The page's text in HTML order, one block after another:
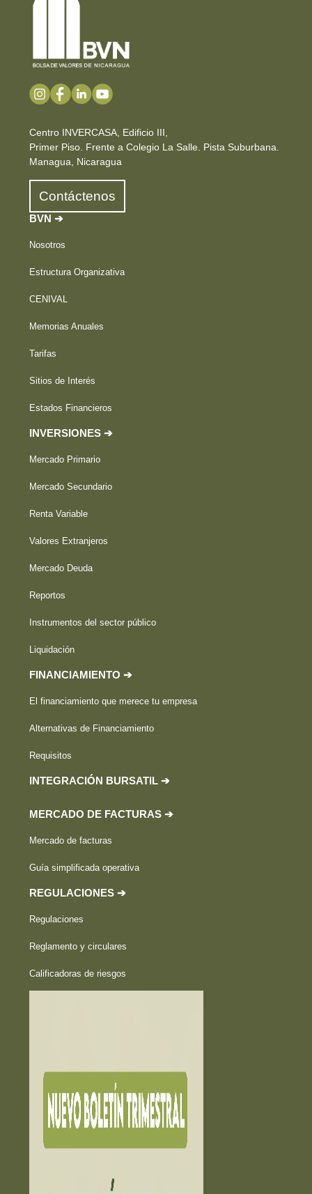
Centro INVERCASA, Edificio III,
Primer Piso. Frente a Colegio La Salle. Pista Suburbana.
Managua, Nicaragua
Contáctenos
BVN ➔
Nosotros
Estructura Organizativa
CENIVAL
Memorias Anuales
Tarifas
Sitios de Interés
Estados Financieros
INVERSIONES ➔
Mercado Primario
Mercado Secundario
Renta Variable
Valores Extranjeros
Mercado Deuda
Reportos
Instrumentos del sector público
Liquidación
FINANCIAMIENTO ➔
El financiamiento que merece tu empresa
Alternativas de Financiamiento
Requisitos
INTEGRACIÓN BURSATIL ➔
MERCADO DE FACTURAS ➔
Mercado de facturas
Guía simplificada operativa
REGULACIONES ➔
Regulaciones
Reglamento y circulares
Calificadoras de riesgos
Exámen Agente Corredor
INVERNIC